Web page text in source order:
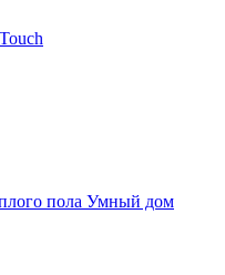
пола Умный дом